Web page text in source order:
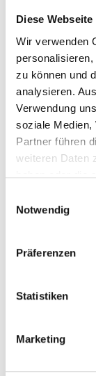
Diese
Wir verwenden
zu können und
analysieren.
Verwendung
soziale Medien,
Partner führen
weiteren Daten
haben oder die
Notwendig
Präferenzen
Statistiken
Marketing
oder
Pluspunkte in
anderem die
vorgesteuert
Ideale
Der Radlader
daher auch
Beispiel
Zum Produkt: